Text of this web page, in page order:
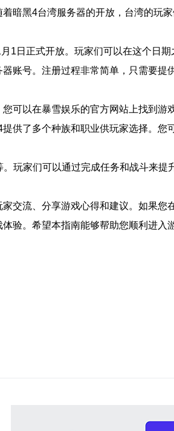
暗黑4台湾服务器的开放，台湾的玩
1日正式开放。玩家们可以在这个日期
账号。注册过程非常简单，只需要
可以在暴雪娱乐的官方网站上找到
供了多个种族和职业供玩家选择。
玩家们可以通过完成任务和战斗来
交流、分享游戏心得和建议。如果您
验。希望本指南能够帮助您顺利进入